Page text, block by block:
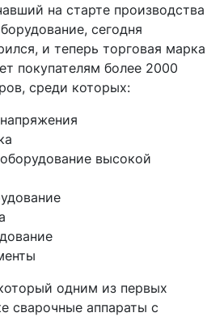
на старте производства
сегодня
и теперь торговая марка
покупателям более 2000
среди которых:
высокой
одним из первых
сварочные аппараты с